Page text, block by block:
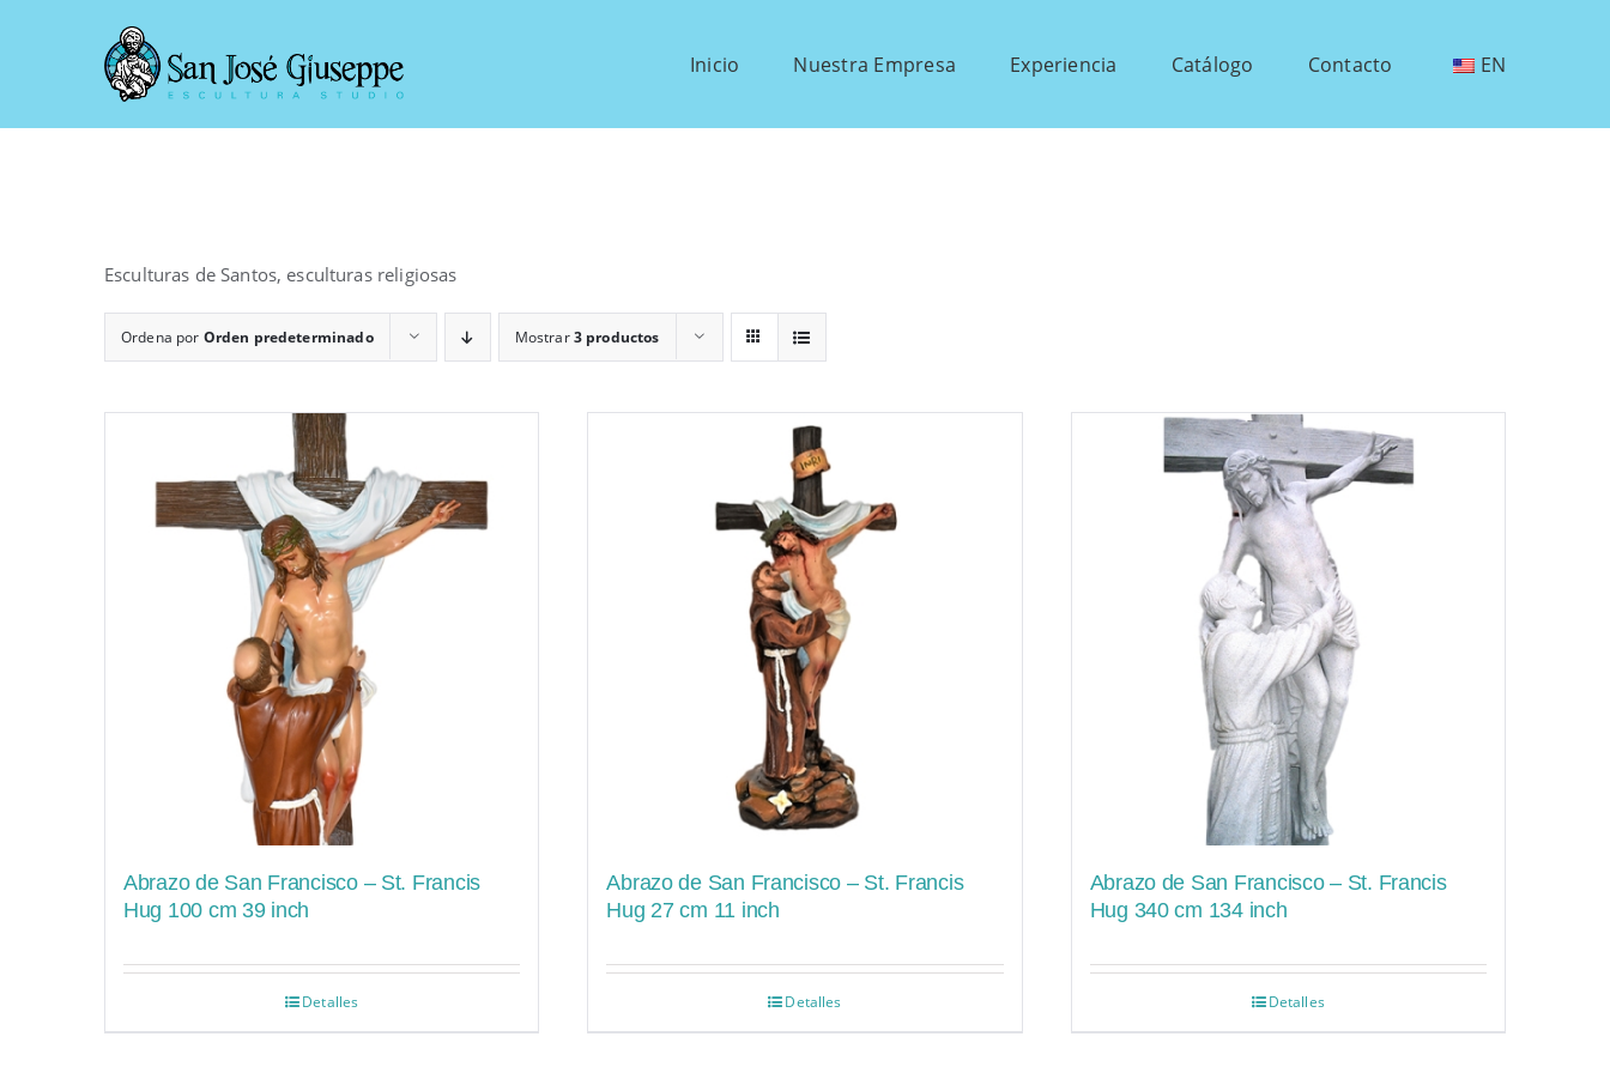
Inicio Nuestra Empresa Experiencia Catálogo Contacto EN
Esculturas de Santos, esculturas religiosas
Ordena por Orden predeterminado Mostrar3 productos
Abrazo de San Francisco – St. Francis
Hug 100 cm 39 inch
Detalles
Abrazo de San Francisco – St. Francis
Hug 27 cm 11 inch
Detalles
Abrazo de San Francisco – St. Francis
Hug 340 cm 134 inch
Detalles